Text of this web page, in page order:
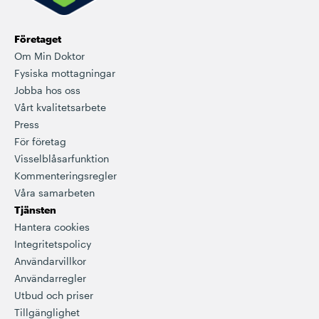
Företaget
Om Min Doktor
Fysiska mottagningar
Jobba hos oss
Vårt kvalitetsarbete
Press
För företag
Visselblåsarfunktion
Kommenteringsregler
Våra samarbeten
Tjänsten
Hantera cookies
Integritetspolicy
Användarvillkor
Användarregler
Utbud och priser
Tillgänglighet